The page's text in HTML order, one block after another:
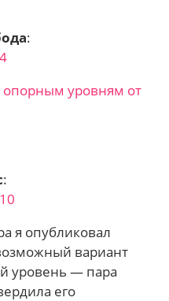
:
опорным уровням от
:
я опубликовал
вариант
уровень — пара
его